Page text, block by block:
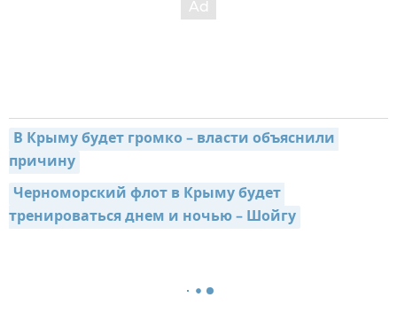
В Крыму будет громко – власти объяснили
причину
Черноморский флот в Крыму будет
тренироваться днем и ночью – Шойгу